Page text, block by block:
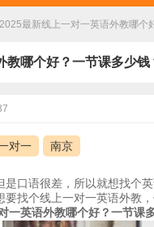
2025最新线上一对一英语外教哪个
教哪个好？一节课多少钱
对一 南京
是口语很差，所以就想找个
要找个线上一对一英语外教
一英语外教哪个好？一节课